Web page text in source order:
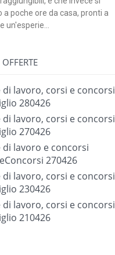
a poche ore da casa, pronti a
un'esperie...
lavoro, corsi e concorsi
280426
lavoro, corsi e concorsi
270426
di lavoro e concorsi
270426
lavoro, corsi e concorsi
230426
lavoro, corsi e concorsi
210426